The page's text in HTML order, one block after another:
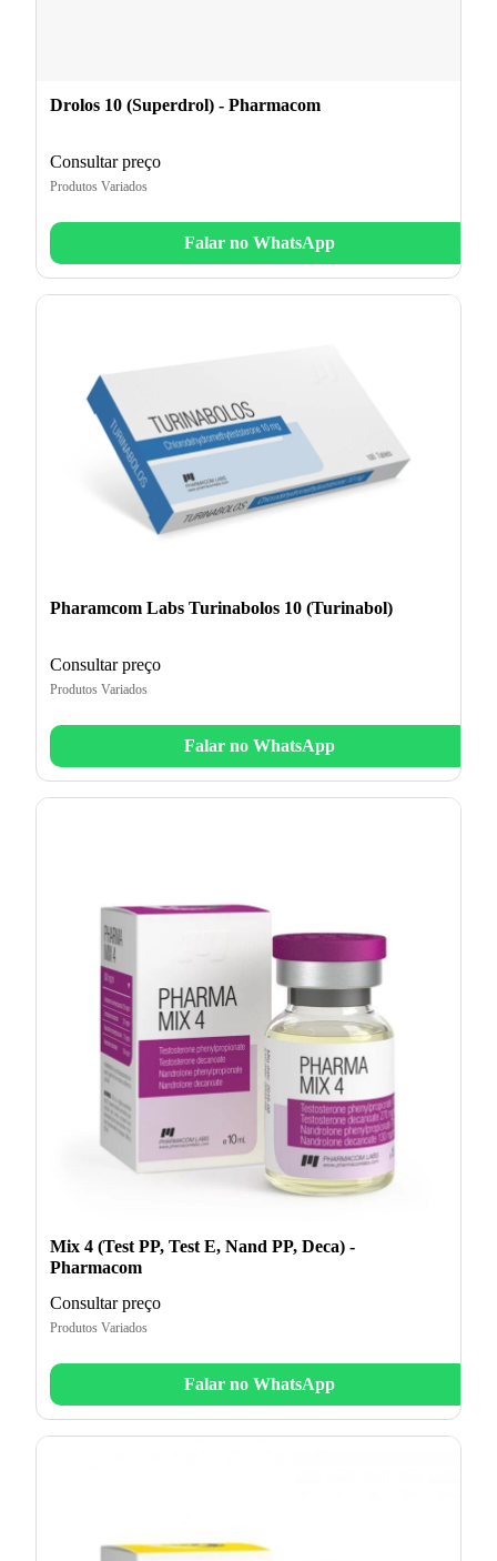
Drolos 10 (Superdrol) - Pharmacom
Consultar preço
Produtos Variados
Falar no WhatsApp
Pharamcom Labs Turinabolos 10 (Turinabol)
Consultar preço
Produtos Variados
Falar no WhatsApp
Mix 4 (Test PP, Test E, Nand PP, Deca) -
Pharmacom
Consultar preço
Produtos Variados
Falar no WhatsApp